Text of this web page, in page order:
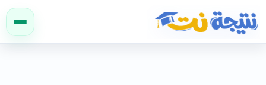
نتيجة نت